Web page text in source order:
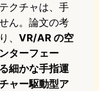
クチャは、手
ん。論文の考
、 VR/AR の空
ターフェー
細かな手指運
ャー駆動型ア